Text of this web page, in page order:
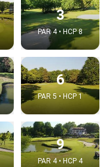
3
PAR 4 • HCP 8
6
PAR 5 • HCP 1
9
PAR 4 • HCP 4